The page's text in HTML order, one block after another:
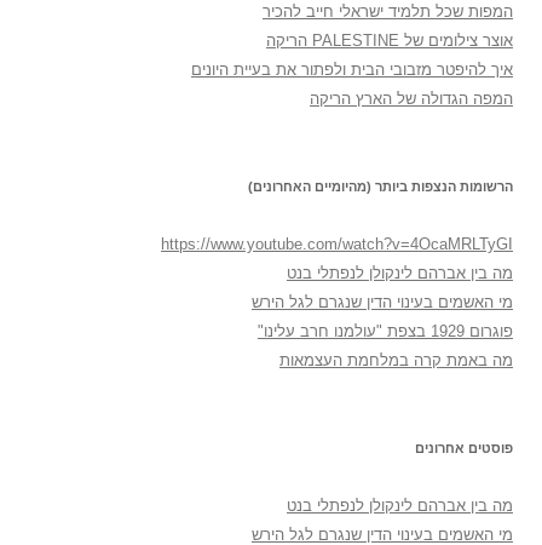
המפות שכל תלמיד ישראלי חייב להכיר
אוצר צילומים של PALESTINE הריקה
איך להיפטר מזבובי הבית ולפתור את בעיית היונים
המפה הגדולה של הארץ הריקה
הרשומות הנצפות ביותר (מהיומיים האחרונים)
https://www.youtube.com/watch?v=4OcaMRLTyGI
מה בין אברהם לינקולן לנפתלי בנט
מי האשמים בעינוי הדין שנגרם לגל הירש
פוגרום 1929 בצפת "עולמנו חרב עלינו"
מה באמת קרה במלחמת העצמאות
פוסטים אחרונים
מה בין אברהם לינקולן לנפתלי בנט
מי האשמים בעינוי הדין שנגרם לגל הירש